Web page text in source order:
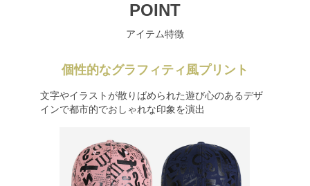
POINT
アイテム特徴
個性的なグラフィティ風プリント
文字やイラストが散りばめられた遊び心のあるデザ
インで都市的でおしゃれな印象を演出